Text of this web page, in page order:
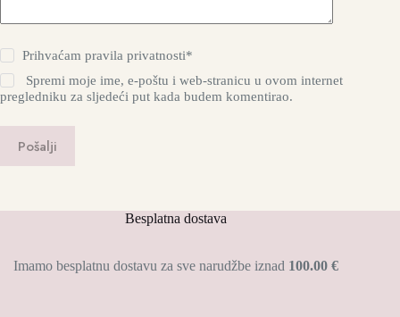
Prihvaćampravila privatnosti*
Spremi moje ime, e-poštu i web-stranicu u ovom internet
pregledniku za sljedeći put kada budem komentirao.
Pošalji
Besplatna dostava
Imamo besplatnu dostavu za sve narudžbe iznad 100.00 €